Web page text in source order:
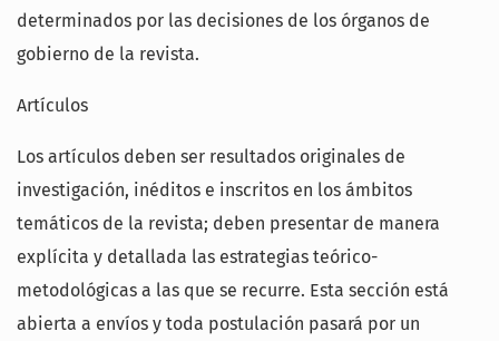
determinados por las decisiones de los órganos de
gobierno de la revista.
Artículos
Los artículos deben ser resultados originales de
investigación, inéditos e inscritos en los ámbitos
temáticos de la revista; deben presentar de manera
explícita y detallada las estrategias teórico-
metodológicas a las que se recurre. Esta sección está
abierta a envíos y toda postulación pasará por un